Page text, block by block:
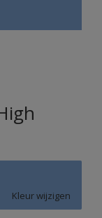
Kleur wijzigen